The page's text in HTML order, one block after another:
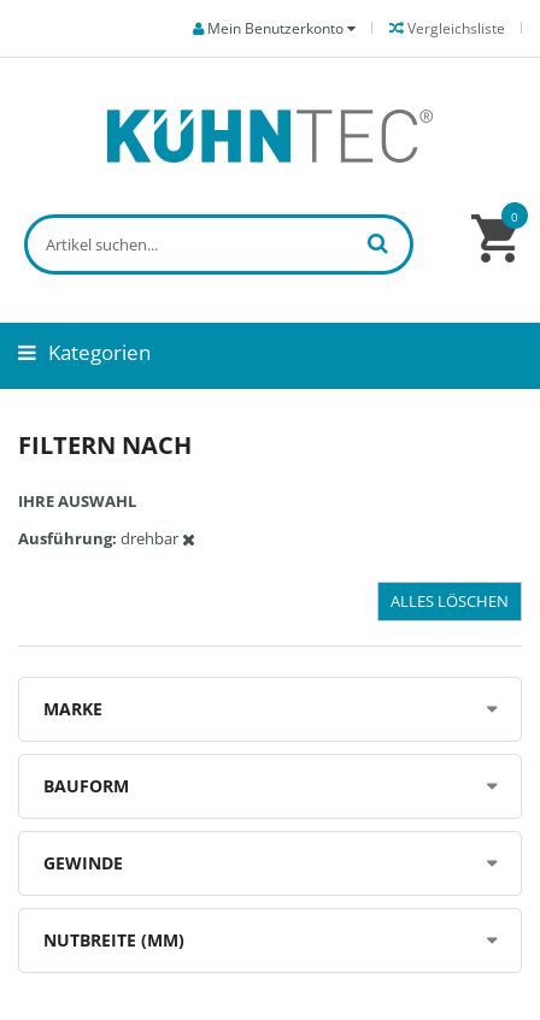
Vergleichsliste
Mein Benutzerkonto
0
Kategorien
FILTERN NACH
IHRE AUSWAHL
Ausführung drehbar
ALLES LÖSCHEN
MARKE
BAUFORM
GEWINDE
NUTBREITE (MM)